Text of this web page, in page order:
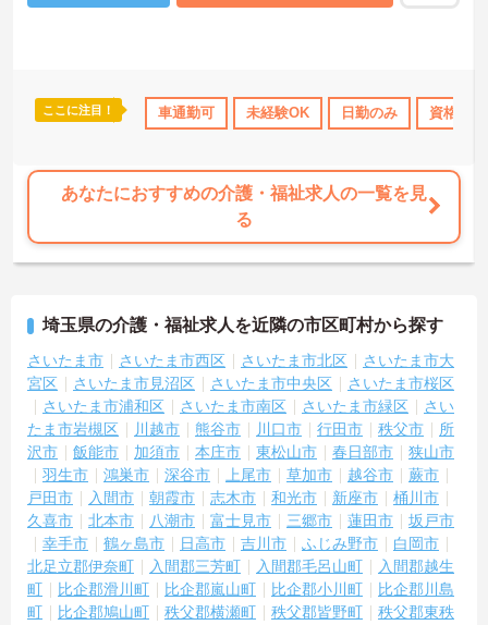
日110日以上 ブランクOK 研修制度あり 産休･育休･介護休暇
ここに注目！ 車通勤可 未経験OK 日勤のみ 資格取
あなたにおすすめの介護・福祉求人の一覧を見
る
埼玉県の介護・福祉求人を近隣の市区町村から探す
さいたま市 さいたま市西区 さいたま市北区
さいたま市大
宮区
さいたま市見沼区 さいたま市中央区
さいたま市桜区
さいたま市浦和区
さいたま市南区 さいたま市緑区
さい
たま市岩槻区
川越市 熊谷市 川口市 行田市 秩父市
所
沢市
飯能市 加須市 本庄市 東松山市 春日部市
狭山市
羽生市
鴻巣市 深谷市 上尾市 草加市 越谷市
蕨市
戸田市
入間市 朝霞市 志木市 和光市 新座市
桶川市
久喜市
北本市 八潮市 富士見市 三郷市 蓮田市
坂戸市
幸手市
鶴ヶ島市 日高市 吉川市 ふじみ野市
白岡市
北足立郡伊奈町
入間郡三芳町 入間郡毛呂山町
入間郡越生
町
比企郡滑川町 比企郡嵐山町 比企郡小川町
比企郡川島
町
比企郡鳩山町 秩父郡横瀬町 秩父郡皆野町 秩父郡東秩